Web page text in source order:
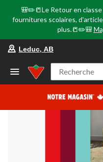
🎒✏️📒Le Retour en classe
fournitures scolaires,
plus.📒✏️🎒
Leduc, AB
Recherche